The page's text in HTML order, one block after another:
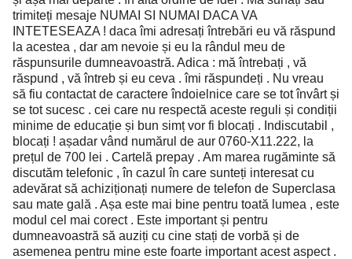
trimiteți mesaje NUMAI SI NUMAI DACA VA
INTETESEAZA ! daca îmi adresați întrebări eu vă răspund
la acestea , dar am nevoie și eu la rândul meu de
răspunsurile dumneavoastră. Adica : mă întrebați , vă
răspund , vă întreb și eu ceva . îmi răspundeți . Nu vreau
să fiu contactat de caractere îndoielnice care se tot învârt și
se tot sucesc . cei care nu respectă aceste reguli și condiții
minime de educație și bun simț vor fi blocați . Indiscutabil ,
blocați ! așadar vând numărul de aur 0760-X11.222, la
prețul de 700 lei . Cartelă prepay . Am marea rugăminte să
discutăm telefonic , în cazul în care sunteți interesat cu
adevărat să achiziționați numere de telefon de Superclasa
sau mate gală . Așa este mai bine pentru toată lumea , este
modul cel mai corect . Este important și pentru
dumneavoastră să auziți cu cine stați de vorbă și de
asemenea pentru mine este foarte important acest aspect .